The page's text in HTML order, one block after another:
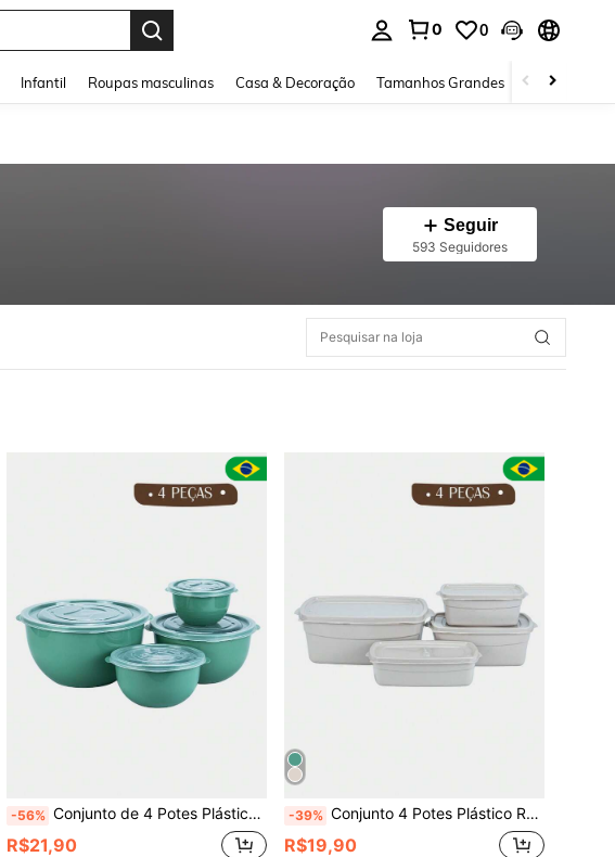
0 0
Infantil Roupas masculinas Casa & Decoração Tamanhos Grandes Joias e
Seguir
593 Seguidores
-56% Conjunto de 4 Potes Plásticos Redondos Com Tampa Diversas Cores Para Armazenar Guardar Alimentos Cozinha
R$21,90
-39% Conjunto 4 Potes Plástico Retangulares Coloridos com Tampa da Mesma Cor para Armazenar Alimentos
R$19,90